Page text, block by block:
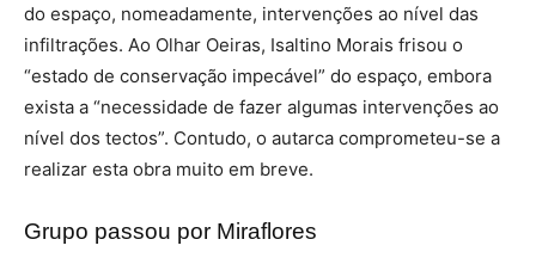
do espaço, nomeadamente, intervenções ao nível das
infiltrações. Ao Olhar Oeiras, Isaltino Morais frisou o
“estado de conservação impecável” do espaço, embora
exista a “necessidade de fazer algumas intervenções ao
nível dos tectos”. Contudo, o autarca comprometeu-se a
realizar esta obra muito em breve.
Grupo passou por Miraflores